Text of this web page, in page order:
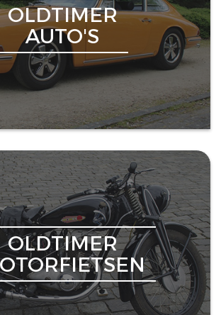
OLDTIMER
AUTO'S
OLDTIMER